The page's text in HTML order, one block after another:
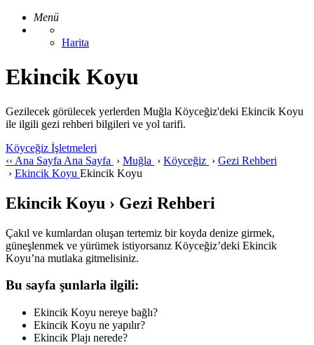
Menü
Harita
Ekincik Koyu
Gezilecek görülecek yerlerden Muğla Köyceğiz'deki Ekincik Koyu
ile ilgili gezi rehberi bilgileri ve yol tarifi.
Köyceğiz İşletmeleri
‹‹ Ana Sayfa Ana Sayfa › Muğla › Köyceğiz › Gezi Rehberi
› Ekincik Koyu Ekincik Koyu
Ekincik Koyu › Gezi Rehberi
Çakıl ve kumlardan oluşan tertemiz bir koyda denize girmek,
güneşlenmek ve yürümek istiyorsanız Köyceğiz’deki Ekincik
Koyu’na mutlaka gitmelisiniz.
Bu sayfa şunlarla ilgili:
Ekincik Koyu nereye bağlı?
Ekincik Koyu ne yapılır?
Ekincik Plajı nerede?